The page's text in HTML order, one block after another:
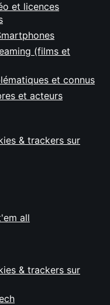
et licences
(films et
et connus
et acteurs
& trackers sur
all
& trackers sur